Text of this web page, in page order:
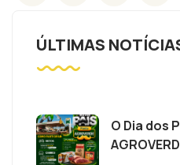
ÚLTIMAS
O Dia dos